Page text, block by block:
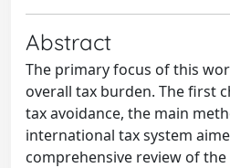
Abstract
The primary focus of this
overall tax burden. The first
tax avoidance, the main
international tax system
comprehensive review of